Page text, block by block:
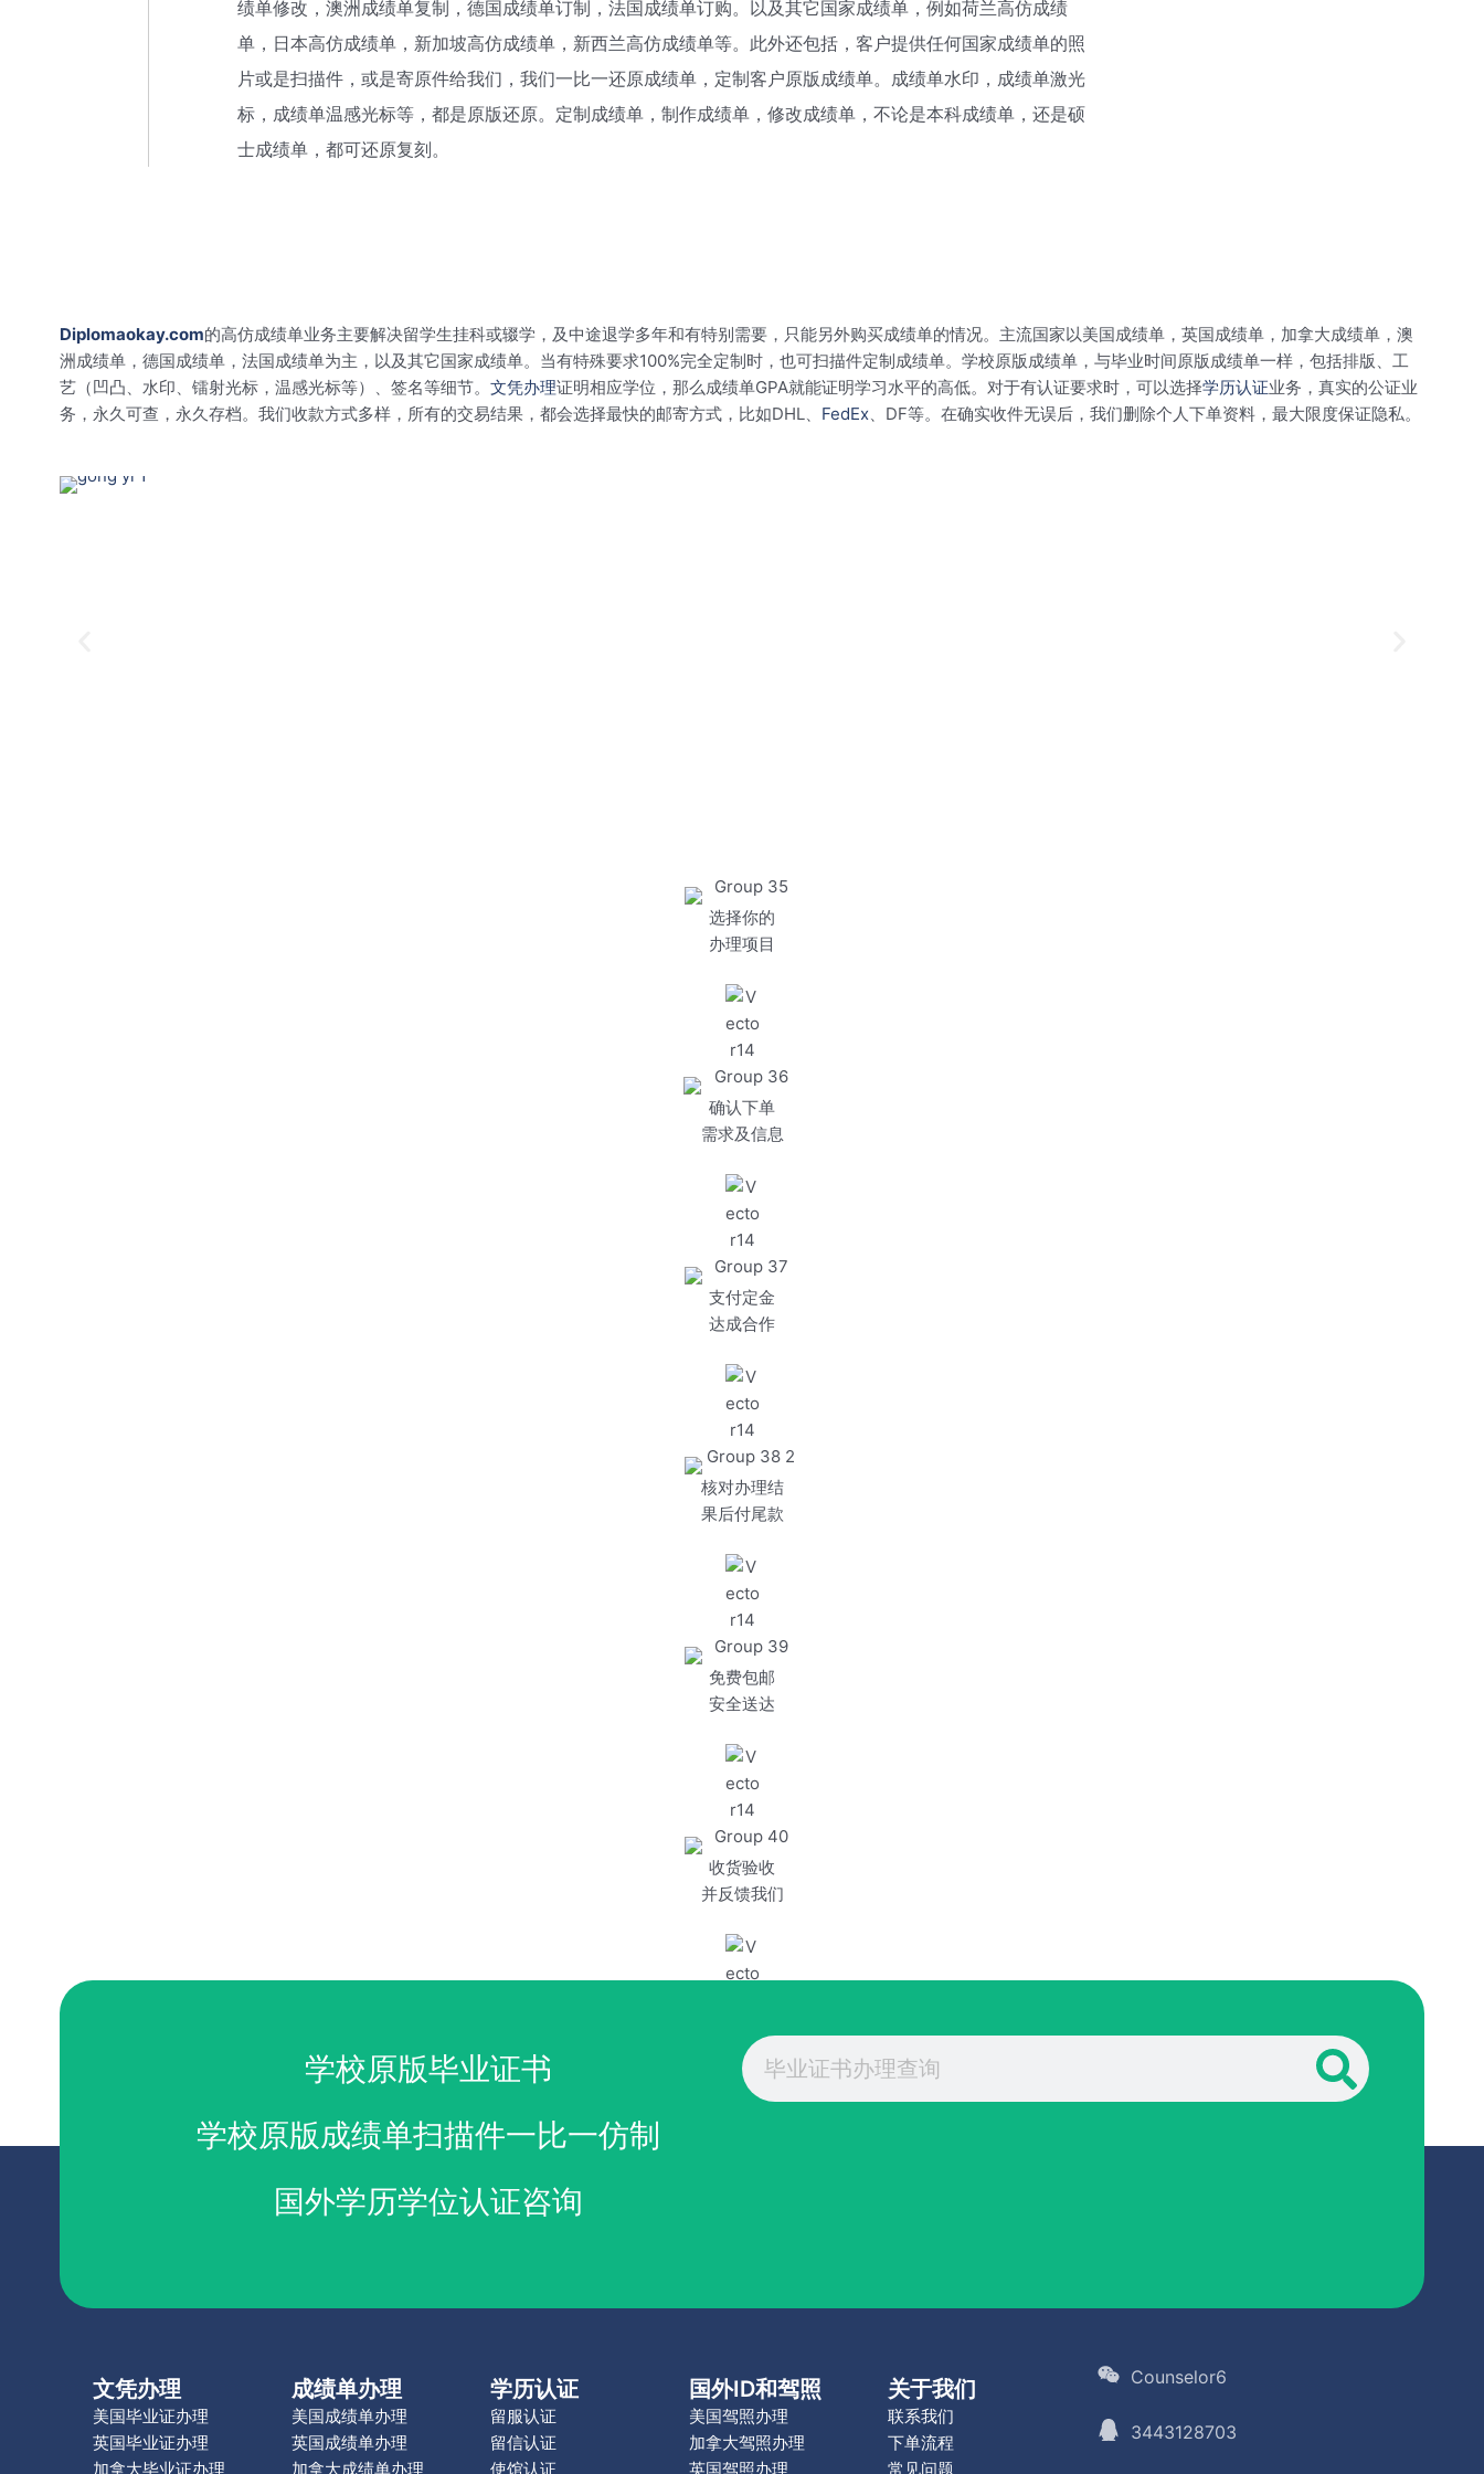
绩单修改，澳洲成绩单复制，德国成绩单订制，法国成绩单订购。以及其它国家成绩单，例如荷兰高仿成绩
单，日本高仿成绩单，新加坡高仿成绩单，新西兰高仿成绩单等。此外还包括，客户提供任何国家成绩单的照
片或是扫描件，或是寄原件给我们，我们一比一还原成绩单，定制客户原版成绩单。成绩单水印，成绩单激光
标，成绩单温感光标等，都是原版还原。定制成绩单，制作成绩单，修改成绩单，不论是本科成绩单，还是硕
士成绩单，都可还原复刻。
Diplomaokay.com的高仿成绩单业务主要解决留学生挂科或辍学，及中途退学多年和有特别需要，只能另外购买成绩单的情况。主流国家以美国成绩单，英国成绩单，加拿大成绩单，澳
洲成绩单，德国成绩单，法国成绩单为主，以及其它国家成绩单。当有特殊要求100%完全定制时，也可扫描件定制成绩单。学校原版成绩单，与毕业时间原版成绩单一样，包括排版、工
艺（凹凸、水印、镭射光标，温感光标等）、签名等细节。 文凭办理证明相应学位，那么成绩单GPA就能证明学习水平的高低。对于有认证要求时，可以选择学历认证业务，真实的公证业
务，永久可查，永久存档。我们收款方式多样，所有的交易结果，都会选择最快的邮寄方式，比如DHL、 FedEx、DF等。在确实收件无误后，我们删除个人下单资料，最大限度保证隐私。
选择你的
办理项目
确认下单
需求及信息
支付定金
达成合作
核对办理结
果后付尾款
免费包邮
安全送达
收货验收
并反馈我们
验证无误
删除下单信息
学校原版毕业证书
学校原版成绩单扫描件一比一仿制
国外学历学位认证咨询
Search
文凭办理
美国毕业证办理
英国毕业证办理
加拿大毕业证办理
成绩单办理
美国成绩单办理
英国成绩单办理
加拿大成绩单办理
学历认证
留服认证
留信认证
使馆认证
国外ID和驾照
美国驾照办理
加拿大驾照办理
英国驾照办理
关于我们
联系我们
下单流程
常见问题
Counselor6
3443128703